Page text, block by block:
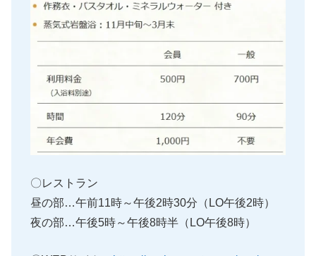
〇レストラン
昼の部…午前11時～午後2時30分（LO午後2時）
夜の部…午後5時～午後8時半（LO午後8時）